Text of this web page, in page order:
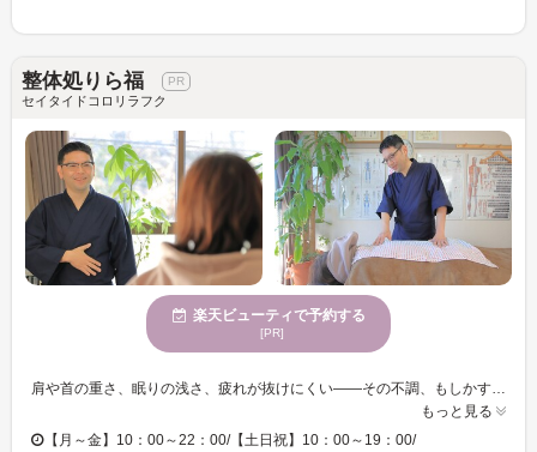
整体処りら福
セイタイドコロリラフク
楽天ビューティで予約する
[PR]
もっと見る
【月～金】10：00～22：00/【土日祝】10：00～19：00/